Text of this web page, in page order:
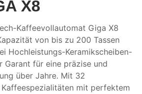
X8
Kaffeevollautomat Giga X8
von bis zu 200 Tassen
Hochleistungs-Keramikscheiben-
Garant für eine präzise und
über Jahre. Mit 32
mit perfektem